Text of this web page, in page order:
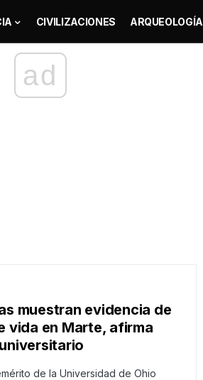
CIVILIZACIONES ARQUEOLOGÍA
ad
muestran evidencia de
vida en Marte, afirma
de la Universidad de Ohio